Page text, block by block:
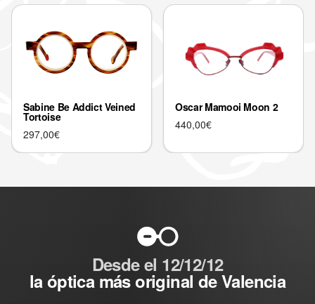
Sabine Be Addict Veined
Tortoise
297,00€
Oscar Mamooi Moon 2
440,00€
Desde el 12/12/12
la óptica más original de Valencia